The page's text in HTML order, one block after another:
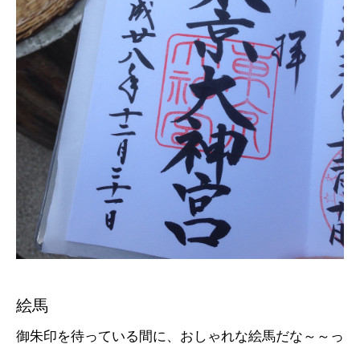
絵馬
御朱印を待っている間に、おしゃれな絵馬だな～～っ